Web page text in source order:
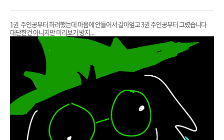
1권 주인공부터 하려했는데 마음에 안들어서 갈아엎고 3권 주인공부터 그렸습니다
대단한건 아니지만 미리보기 방지...